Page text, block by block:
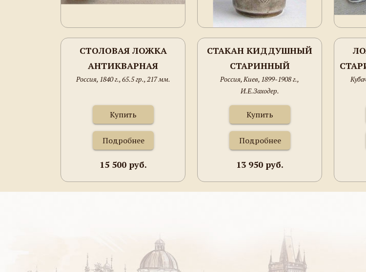
СТОЛОВАЯ ЛОЖКА
АНТИКВАРНАЯ
СЕРЕБРЯНАЯ
Россия, 1840 г., 65.5 гр., 217 мм.
Купить
Подробнее
15 500 руб.
СТАКАН КИДДУШНЫЙ
СТАРИННЫЙ
Россия, Киев, 1899-1908 г.,
И.Е.Заходер.
Купить
Подробнее
13 950 руб.